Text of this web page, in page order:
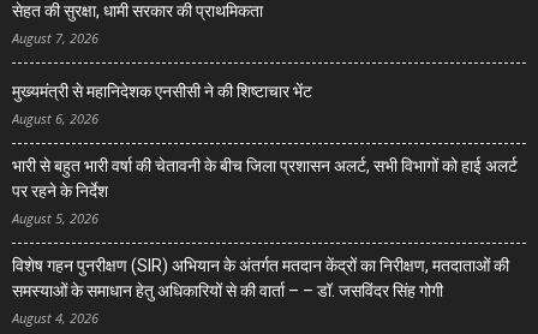
सेहत की सुरक्षा, धामी सरकार की प्राथमिकता
August 7, 2026
मुख्यमंत्री से महानिदेशक एनसीसी ने की शिष्टाचार भेंट
August 6, 2026
भारी से बहुत भारी वर्षा की चेतावनी के बीच जिला प्रशासन अलर्ट, सभी विभागों को हाई अलर्ट
पर रहने के निर्देश
August 5, 2026
विशेष गहन पुनरीक्षण (SIR) अभियान के अंतर्गत मतदान केंद्रों का निरीक्षण, मतदाताओं की
समस्याओं के समाधान हेतु अधिकारियों से की वार्ता – – डॉ. जसविंदर सिंह गोगी
August 4, 2026